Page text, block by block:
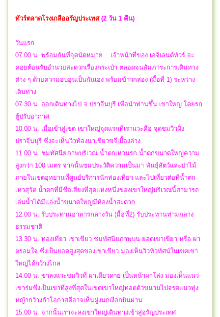
ทัวร์ตลาดโรงเกลืออรัญประเทศ(2 วัน 1 คืน)
วันแรก
07.00 น. พร้อมกันที่จุดนัดหมาย... เจ้าหน้าที่ของ เอจิเลนต์ทัวร์ จะ
คอยต้อนรับอำนวยสะดวกเรื่องกระเป๋า ตลอดจนสัมภาระการเดินทาง
ต่าง ๆ ด้วยความอบอุ่นเป็นกันเอง พร้อมข้าวกล่อง (มื้อที่ 1) ระหว่าง
เดินทาง
07.30 น. ออกเดินทางไป จ.ปราจีนบุรี เพื่อนำท่านขึ้น เขาใหญ่ โดยรถ
ตู้ปรับอากาศ
10.00 น. เมื่อเข้าสู่เขต เขาใหญ่จุดแรกที่เราแวะคือ จุดชมวิวฝั่ง
ปราจีนบุรี ซึ่งจะเห็นวิวท้องนาเขียวขจีเบื้องล่าง
11.00 น. ชมทัศนียภาพบริเวณ น้ำตกเหวนรก น้ำตกขนาดใหญ่ความ
สูงกว่า 100 เมตร จากนั้นชมประวัติความเป็นมา พันธุ์สัตว์และป่าไม้
ภายในเขตอุทยานที่ศูนย์บริการนักท่องเที่ยว และไปเที่ยวต่อที่น้ำตก
เหวสุวัต น้ำตกที่มีชื่อเสียงที่สุดแห่งหนึ่งของเขาใหญ่บริเวณนี้สามารถ
เล่นน้ำได้มีแอ่งน้ำขนาดใหญ่มีห้องน้ำสะดวก
12.00 น. รับประทานอาหารกลางวัน (มื้อที่2) รับประทานท่ามกลาง
ธรรมชาติ
13.30 น. ท่องเที่ยว เขาเขียว ชมทัศนียภาพบน ยอดเขาเขียว หรือ ผา
ตรอมใจ ซึ่งเป็นยอดสูงสุดของเขาเขียว มองเห็นวิวทิวทัศน์ในเขตเขา
ใหญ่ได้กว้างไกล
14.00 น. ขาลงแวะชมวิวที่ ผาเดียวดาย เป็นหน้าผาโล่ง มองเห็นแนว
เขาร่มซึ่งเป็นเขาที่สูงที่สุดในเขตเขาใหญ่ทอดตัวขนานไปจรดแนวทุ่ง
หญ้ากว้างถ้าโอกาสดีอาจเห็นฝูงนกเงือกบินผ่าน
15.00 น. จากนั้นเราจะลงเขาใหญ่เดินทางเข้าสู่อรัญประเทศ